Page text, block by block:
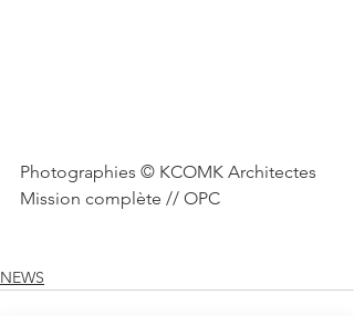
Photographies © KCOMK Architectes
Mission complète // OPC
NEWS